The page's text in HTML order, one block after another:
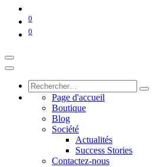
0
0
Page d'accueil
Boutique
Blog
Société
Actualités
Success Stories
Contactez-nous